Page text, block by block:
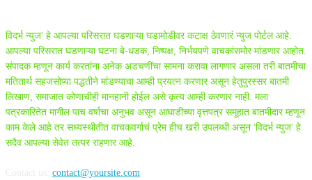
विदर्भ न्युज' हे आपल्या परिसरात घडणाऱ्या घडामोडीवर कटाक्ष ठेवणारं न्युज पोर्टल आहे.
आपल्या परिसरात घडणाऱ्या घटना बे-धडक, निष्पक्ष, निर्भयपणे वाचकांसमोर मांडणार आहोत.
संपादक म्हणून कार्य करतांना अनेक अडचणींचा सामना करावा लागणार असला तरी बातमीचा
मतितार्थ सहजसोप्या पद्धतीने मांडण्याचा आम्ही प्रयत्न करणार असून हेतुपुरस्सर बातमी
लिखाण, समाजात कोणाचीही मानहानी होईल असे कृत्य आम्ही करणार नाही. मला
पत्रकारितेत मागील पाच वर्षाचा अनुभव असून आघाडीच्या वृत्तपत्र समूहात बातमीदार म्हणून
काम केले आहे तर सध्यस्थीतीत वाचकवर्गाचं प्रेम हीच खरी उपलब्धी असून 'विदर्भ न्युज' हे
सदैव आपल्या सेवेत तत्पर राहणार आहे.
contact@yoursite.com